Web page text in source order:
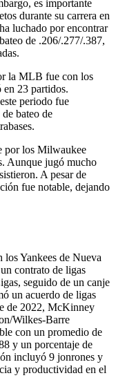
es importante
durante su carrera en
luchado por encontrar
de .206/.277/.387,
la MLB fue con los
23 partidos.
periodo fue
bateo de
por los Milwaukee
Aunque jugó mucho
A pesar de
fue notable, dejando
Yankees de Nueva
contrato de ligas
seguido de un canje
un acuerdo de ligas
de 2022, McKinney
Wilkes-Barre
con un promedio de
y un porcentaje de
incluyó 9 jonrones y
y productividad en el